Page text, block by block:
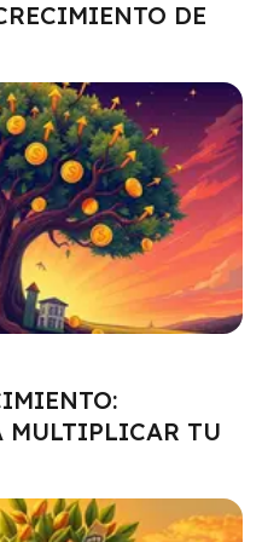
DE
MULTIPLICAR TU